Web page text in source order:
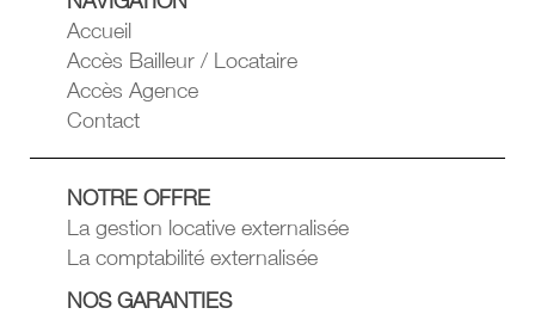
Accueil
Accès Bailleur / Locataire
Accès Agence
Contact
NOTRE OFFRE
La gestion locative externalisée
La comptabilité externalisée
NOS GARANTIES